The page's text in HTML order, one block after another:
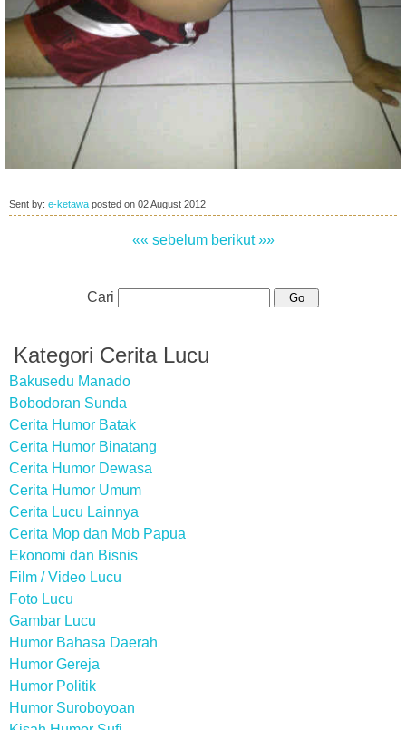
Sent by: e-ketawa posted on 02 August 2012
«« sebelum berikut »»
Cari
Kategori Cerita Lucu
Bakusedu Manado
Bobodoran Sunda
Cerita Humor Batak
Cerita Humor Binatang
Cerita Humor Dewasa
Cerita Humor Umum
Cerita Lucu Lainnya
Cerita Mop dan Mob Papua
Ekonomi dan Bisnis
Film / Video Lucu
Foto Lucu
Gambar Lucu
Humor Bahasa Daerah
Humor Gereja
Humor Politik
Humor Suroboyoan